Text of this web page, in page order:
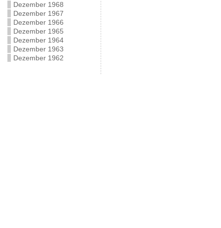
Dezember 1968
Dezember 1967
Dezember 1966
Dezember 1965
Dezember 1964
Dezember 1963
Dezember 1962